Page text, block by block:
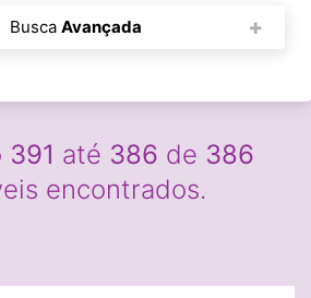
Busca Avançada
391 até 386 de 386
encontrados.